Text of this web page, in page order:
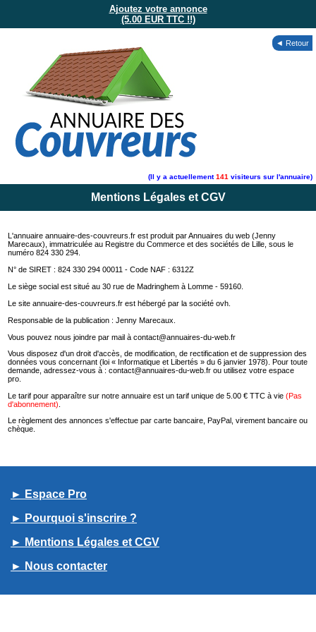
Ajoutez votre annonce
(5.00 EUR TTC !!)
◄ Retour
(Il y a actuellement141 visiteurs sur l'annuaire)
Mentions Légales et CGV
L'annuaire annuaire-des-couvreurs.fr est produit par Annuaires du web (Jenny
Marecaux), immatriculée au Registre du Commerce et des sociétés de Lille, sous le
numéro 824 330 294.
N° de SIRET : 824 330 294 00011 - Code NAF : 6312Z
Le siège social est situé au 30 rue de Madringhem à Lomme - 59160.
Le site annuaire-des-couvreurs.fr est hébergé par la société ovh.
Responsable de la publication : Jenny Marecaux.
Vous pouvez nous joindre par mail à contact@annuaires-du-web.fr
Vous disposez d'un droit d'accès, de modification, de rectification et de suppression des
données vous concernant (loi « Informatique et Libertés » du 6 janvier 1978). Pour toute
demande, adressez-vous à : contact@annuaires-du-web.fr ou utilisez votre espace
pro.
Le tarif pour apparaître sur notre annuaire est un tarif unique de 5.00 € TTC à vie(Pas
d'abonnement)
Le règlement des annonces s'effectue par carte bancaire, PayPal, virement bancaire ou
chèque.
► Espace Pro
► Pourquoi s'inscrire ?
► Mentions Légales et CGV
► Nous contacter